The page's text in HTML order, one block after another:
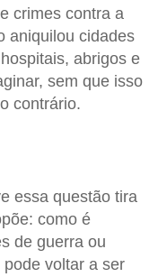
crimes contra a
aniquilou cidades
abrigos e
sem que isso
contrário.
essa questão tira
como é
de guerra ou
voltar a ser